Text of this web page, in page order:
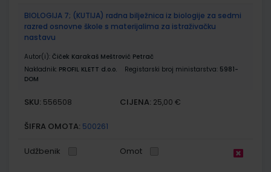
BIOLOGIJA 7; (KUTIJA) radna bilježnica iz biologije za sedmi
razred osnovne škole s materijalima za istraživačku
nastavu
Autor(i): Čiček Karakaš Meštrović Petrač
Nakladnik: PROFIL KLETT d.o.o. Registarski broj ministarstva: 5981-
DOM
SKU: 556508 CIJENA: 25,00 €
ŠIFRA OMOTA: 500261
Udžbenik Omot